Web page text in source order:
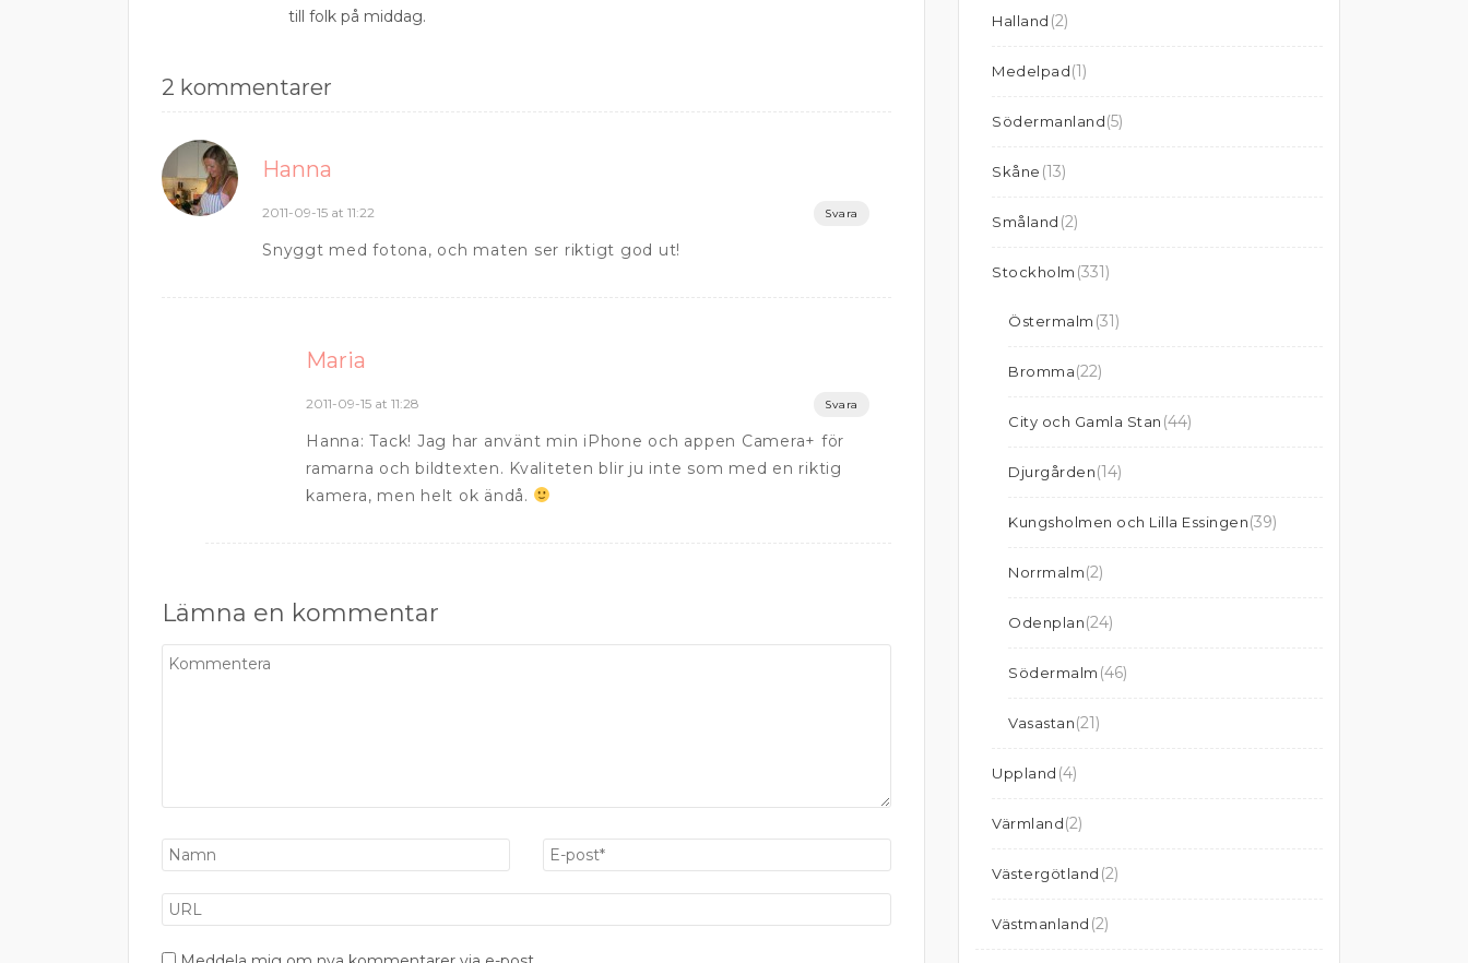
till folk på middag.
2 kommentarer
Hanna
2011-09-15 at 11:22 Svara
Snyggt med fotona, och maten ser riktigt god ut!
Maria
2011-09-15 at 11:28 Svara
Hanna: Tack! Jag har använt min iPhone och appen Camera+ för
ramarna och bildtexten. Kvaliteten blir ju inte som med en riktig
kamera, men helt ok ändå.
Lämna en kommentar
Halland (2)
Medelpad(1)
Södermanland(5)
Skåne (13)
Småland (2)
Stockholm (331)
Östermalm (31)
Bromma(22)
City och Gamla Stan (44)
Djurgården(14)
Kungsholmen och Lilla Essingen(39)
Norrmalm(2)
Odenplan(24)
Södermalm (46)
Vasastan(21)
Uppland (4)
Värmland(2)
Västergötland (2)
Västmanland (2)